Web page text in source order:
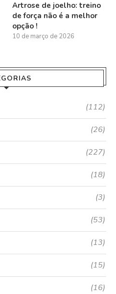
Artrose de joelho: treino
de força não é a melhor
opção !
10 de março de 2026
(112)
(26)
(227)
(18)
(3)
(53)
(13)
(15)
(16)